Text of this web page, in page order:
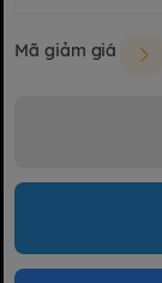
Mã giảm giá